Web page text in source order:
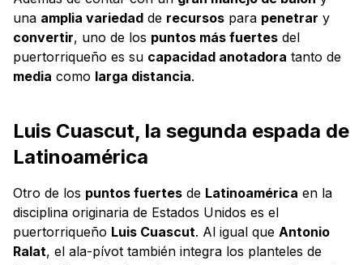
una amplia variedad de recursos para penetrar y
convertir, uno de los puntos más fuertes del
puertorriqueño es su capacidad anotadora tanto de
media como larga distancia.
Luis Cuascut, la segunda espada de
Latinoamérica
Otro de los puntos fuertes de Latinoamérica en la
disciplina originaria de Estados Unidos es el
puertorriqueño Luis Cuascut. Al igual que Antonio
Ralat, el ala-pívot también integra los planteles de